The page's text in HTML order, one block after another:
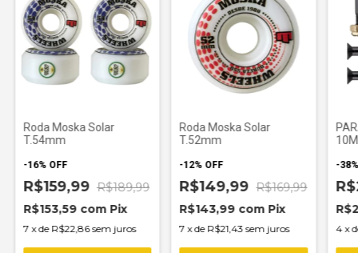
Roda Moska Solar
T.54mm
-16% OFF
R$159,99 R$189,99
R$153,59 com Pix
7 xde R$22,86 sem juros
Roda Moska Solar
T.52mm
-12% OFF
R$149,99 R$169,99
R$143,99 com Pix
7 xde R$21,43 sem juros
-38
4 x